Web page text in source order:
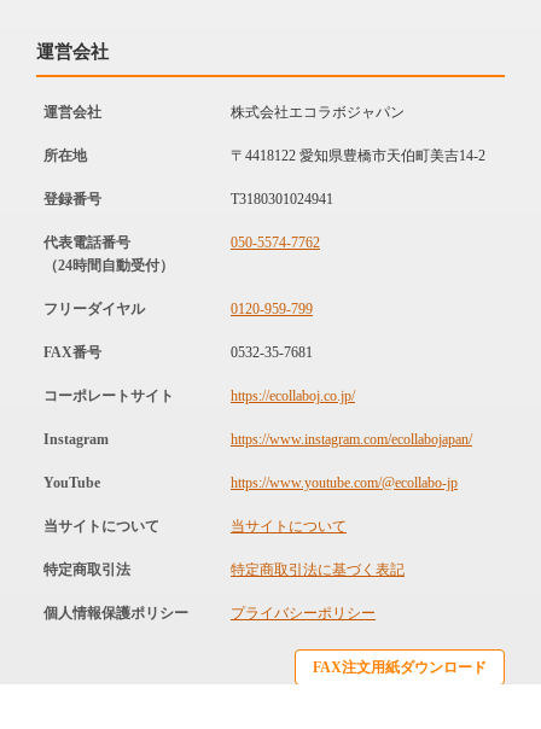
運営会社
運営会社 株式会社エコラボジャパン
所在地 〒4418122 愛知県豊橋市天伯町美吉14-2
登録番号 T3180301024941
代表電話番号
（24時間自動受付）
050-5574-7762
フリーダイヤル 0120-959-799
FAX番号 0532-35-7681
コーポレートサイト https://ecollaboj.co.jp/
Instagram https://www.instagram.com/ecollabojapan/
YouTube https://www.youtube.com/@ecollabo-jp
当サイトについて 当サイトについて
特定商取引法 特定商取引法に基づく表記
個人情報保護ポリシー プライバシーポリシー
FAX注文用紙ダウンロード